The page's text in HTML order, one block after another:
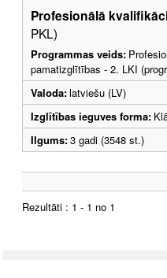
Profesionālā
PKL)
Programmas veids:
pamatizglītības - 2. LKI
Valoda:latviešu (LV)
Izglītības ieguves forma:
Ilgums:3 gadi (3548 st.)
Rezultāti : 1 - 1 no 1